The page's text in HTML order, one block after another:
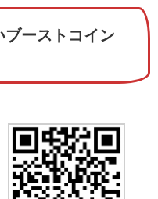
ーストコイン